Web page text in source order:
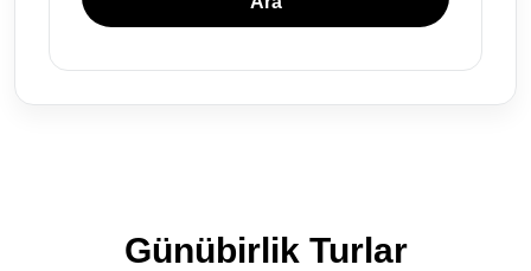
Günübirlik Turlar